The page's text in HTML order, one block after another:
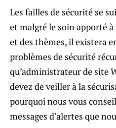
Les failles de sécurité se
et malgré le soin apporté
et des thèmes, il existera
problèmes de sécurité
qu’administrateur de site
devez de veiller à la
pourquoi nous vous
messages d’alertes que